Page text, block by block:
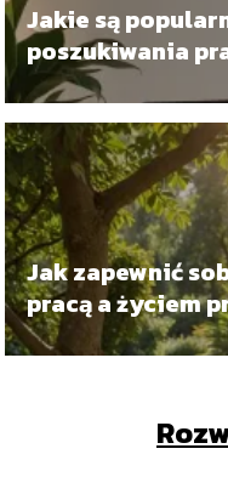
Jakie są
poszukiwania
Jak zapewnić
pracą a życiem